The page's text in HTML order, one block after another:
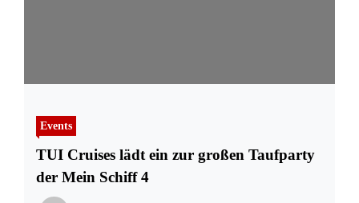
Events
TUI Cruises lädt ein zur großen Taufparty
der Mein Schiff 4